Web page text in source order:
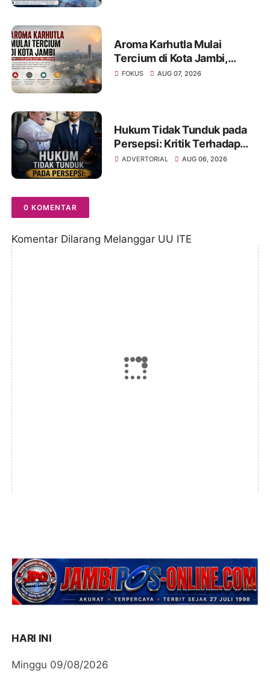
Aroma Karhutla Mulai
Tercium di Kota Jambi,
Warga Diminta Waspada
FOKUS AUG 07, 2026
Hukum Tidak Tunduk pada
Persepsi: Kritik Terhadap
Monopoli Kebenaran oleh
ADVERTORIAL AUG 06, 2026
0 KOMENTAR
Komentar Dilarang Melanggar UU ITE
HARI INI
Minggu 09/08/2026